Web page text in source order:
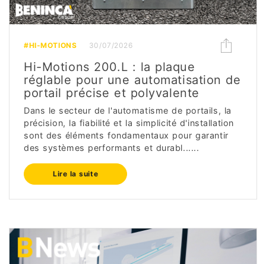
#HI-MOTIONS 30/07/2026
Hi-Motions 200.L : la plaque
réglable pour une automatisation de
portail précise et polyvalente
Dans le secteur de l'automatisme de portails, la
précision, la fiabilité et la simplicité d'installation
sont des éléments fondamentaux pour garantir
des systèmes performants et durabl......
Lire la suite